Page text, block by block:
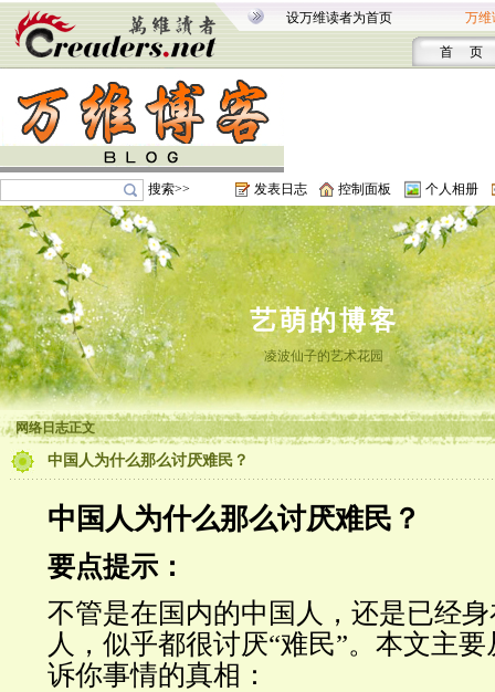
设万维读者为首页 万维
首 页
搜索>> 发表日志 控制面板 个人相册
艺萌的博客
凌波仙子的艺术花园
网络日志正文
中国人为什么那么讨厌难民？
中国人为什么那么讨厌难民？
要点提示：
不管是在国内的中国人，还是已经
人，似乎都很讨厌“难民”。本文主
诉你事情的真相：